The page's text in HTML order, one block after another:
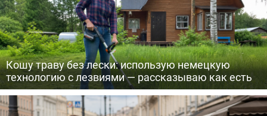
Кошу траву без лески: использую немецкую
технологию с лезвиями — рассказываю как есть